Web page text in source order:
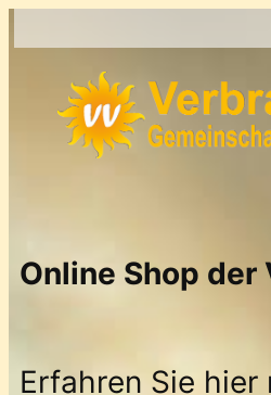
Inhalt
springen
Online Shop
Erfahren Sie